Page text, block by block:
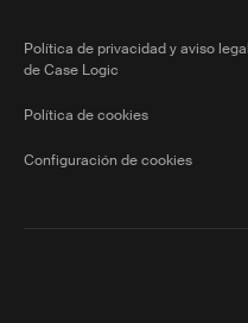
Política de privacidad y aviso legal
de Case Logic
Política de cookies
Configuración de cookies